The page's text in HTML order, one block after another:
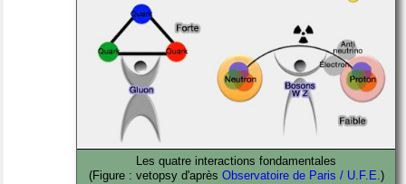
Les quatre interactions fondamentales
(Figure : vetopsy d'après Observatoire de Paris / U.F.E.)